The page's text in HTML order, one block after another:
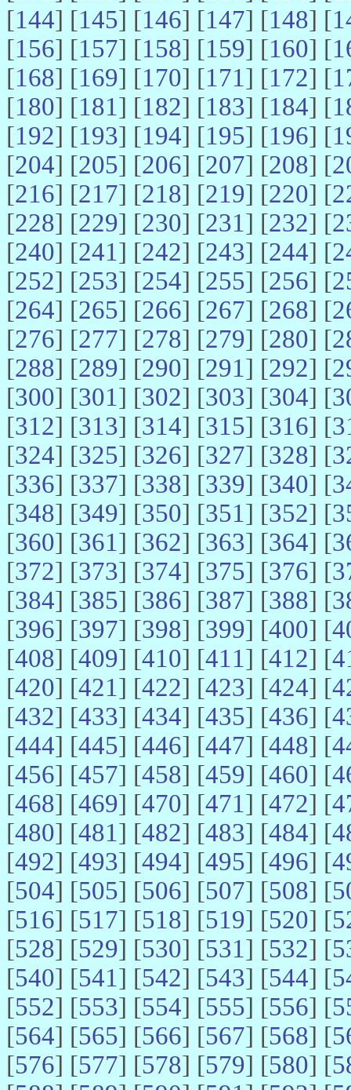
[144] [145] [146] [147] [148] [
[156] [157] [158] [159] [160] [
[168] [169] [170] [171] [172] [
[180] [181] [182] [183] [184] [
[192] [193] [194] [195] [196] [
[204] [205] [206] [207] [208] [
[216] [217] [218] [219] [220] [
[228] [229] [230] [231] [232] [
[240] [241] [242] [243] [244] [
[252] [253] [254] [255] [256] [
[264] [265] [266] [267] [268] [
[276] [277] [278] [279] [280] [
[288] [289] [290] [291] [292] [
[300] [301] [302] [303] [304] [
[312] [313] [314] [315] [316] [
[324] [325] [326] [327] [328] [
[336] [337] [338] [339] [340] [
[348] [349] [350] [351] [352] [
[360] [361] [362] [363] [364] [
[372] [373] [374] [375] [376] [
[384] [385] [386] [387] [388] [
[396] [397] [398] [399] [400] [
[408] [409] [410] [411] [412] [
[420] [421] [422] [423] [424] [
[432] [433] [434] [435] [436] [
[444] [445] [446] [447] [448] [
[456] [457] [458] [459] [460] [
[468] [469] [470] [471] [472] [
[480] [481] [482] [483] [484] [
[492] [493] [494] [495] [496] [
[504] [505] [506] [507] [508] [
[516] [517] [518] [519] [520] [
[528] [529] [530] [531] [532] [
[540] [541] [542] [543] [544] [
[552] [553] [554] [555] [556] [
[564] [565] [566] [567] [568] [
[576] [577] [578] [579] [580] [